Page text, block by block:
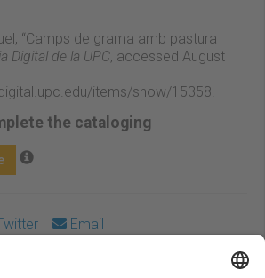
“Camps de grama amb pastura
Digital de la UPC, accessed August
items/show/15358
the cataloging
Email